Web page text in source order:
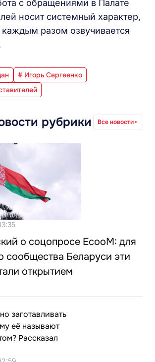
с обращениями в Палате
носит системный характер,
разом озвучивается
# Игорь Сергеенко
рубрики Все новости
о соцопросе EcooM: для
сообщества Беларуси эти
открытием